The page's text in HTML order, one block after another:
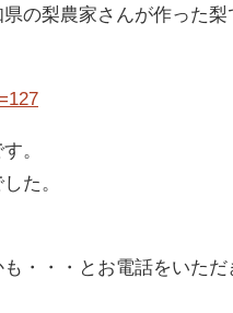
の梨農家さんが作った梨
。
た。
・・・とお電話をいただ